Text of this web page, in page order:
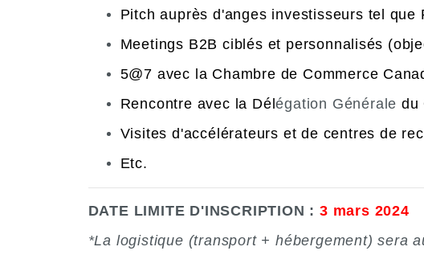
Pitch auprès d'anges investisseurs tel que
Meetings B2B ciblés et personnalisés
5@7 avec la Chambre de Commerce
Rencontre avec la Délégation Générale du
Visites d'accélérateurs et de centres de
Etc.
DATE LIMITE D'INSCRIPTION : 3 mars 2024
*La logistique (transport + hébergement) sera